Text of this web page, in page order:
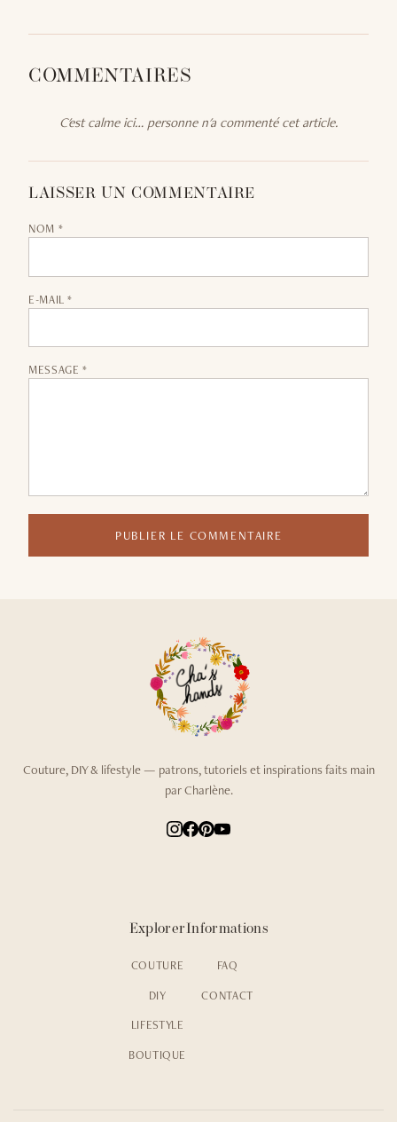
COMMENTAIRES
C'est calme ici… personne n'a commenté cet article.
LAISSER UN COMMENTAIRE
NOM *
E-MAIL *
MESSAGE *
PUBLIER LE COMMENTAIRE
Couture, DIY & lifestyle — patrons, tutoriels et inspirations faits main
par Charlène.
Explorer
COUTURE
DIY
LIFESTYLE
BOUTIQUE
Informations
FAQ
CONTACT